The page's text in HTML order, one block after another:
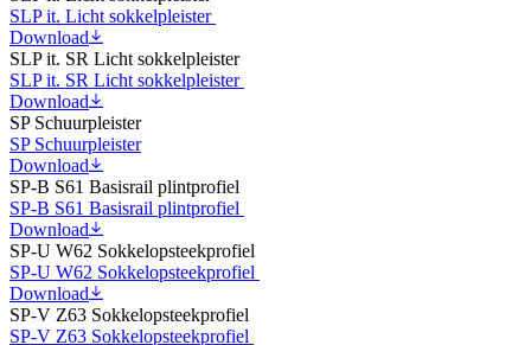
SLP it. Licht sokkelpleister
Download
SLP it. SR Licht sokkelpleister
SLP it. SR Licht sokkelpleister
Download
SP Schuurpleister
SP Schuurpleister
Download
SP-B S61 Basisrail plintprofiel
SP-B S61 Basisrail plintprofiel
Download
SP-U W62 Sokkelopsteekprofiel
SP-U W62 Sokkelopsteekprofiel
Download
SP-V Z63 Sokkelopsteekprofiel
SP-V Z63 Sokkelopsteekprofiel